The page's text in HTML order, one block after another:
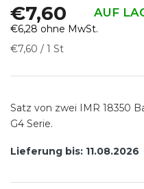
€7,60 AUF
€6,28 ohne MwSt.
Verkaufspreis:
€7,60 / 1 St
Lieferung bis: 11.08.2026
Satz von zwei IMR 18350
G4 Serie.